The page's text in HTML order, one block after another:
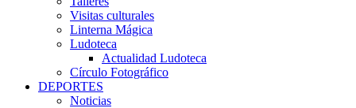
Visitas culturales
Linterna Mágica
Ludoteca
Actualidad Ludoteca
Círculo Fotográfico
DEPORTES
Noticias